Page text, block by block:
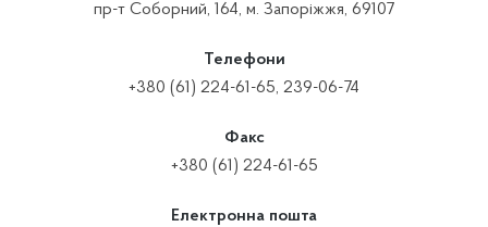
пр-т Соборний, 164, м. Запоріжжя, 69107
Телефони
+380 (61) 224-61-65, 239-06-74
Факс
+380 (61) 224-61-65
Електронна пошта